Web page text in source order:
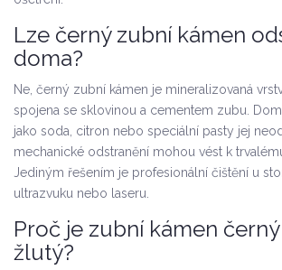
Lze černý zubní kámen
doma?
Ne, černý zubní kámen je mineralizovaná
spojena se sklovinou a cementem zubu.
jako soda, citron nebo speciální pasty jej
mechanické odstranění mohou vést k
Jediným řešením je profesionální čištění u
ultrazvuku nebo laseru.
Proč je zubní kámen
žlutý?